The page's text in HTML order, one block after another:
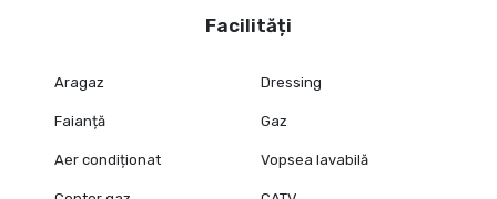
Facilități
Aragaz Dressing
Faianță Gaz
Aer condiționat Vopsea lavabilă